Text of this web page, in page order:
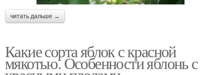
читать дальше →
Какие сорта яблок с красной
мякотью. Особенности яблонь с